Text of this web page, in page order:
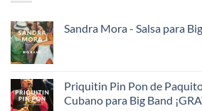
Sandra Mora - Salsa para
Priquitin Pin Pon de
Cubano para Big Band